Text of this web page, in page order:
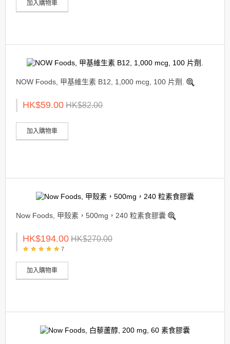
加入購物車
NOW Foods, 甲基維生素 B12, 1,000 mcg, 100 片劑.
HK$59.00 HK$82.00
加入購物車
Now Foods, 甲殼素，500mg，240 粒素食膠囊
HK$194.00 HK$270.00
7
加入購物車